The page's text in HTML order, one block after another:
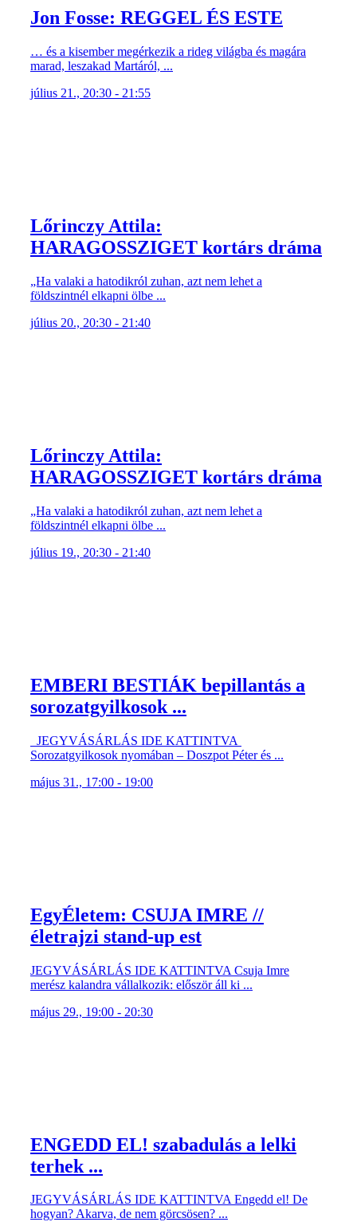
Jon Fosse: REGGEL ÉS ESTE
… és a kisember megérkezik a rideg világba és magára
marad, leszakad Martáról, ...
július 21., 20:30 - 21:55
Lőrinczy Attila:
HARAGOSSZIGET kortárs dráma
„Ha valaki a hatodikról zuhan, azt nem lehet a
földszintnél elkapni ölbe ...
július 20., 20:30 - 21:40
Lőrinczy Attila:
HARAGOSSZIGET kortárs dráma
„Ha valaki a hatodikról zuhan, azt nem lehet a
földszintnél elkapni ölbe ...
július 19., 20:30 - 21:40
EMBERI BESTIÁK bepillantás a
sorozatgyilkosok ...
JEGYVÁSÁRLÁS IDE KATTINTVA
Sorozatgyilkosok nyomában – Doszpot Péter és ...
május 31., 17:00 - 19:00
EgyÉletem: CSUJA IMRE //
életrajzi stand-up est
JEGYVÁSÁRLÁS IDE KATTINTVA Csuja Imre
merész kalandra vállalkozik: először áll ki ...
május 29., 19:00 - 20:30
ENGEDD EL! szabadulás a lelki
terhek ...
JEGYVÁSÁRLÁS IDE KATTINTVA Engedd el! De
hogyan? Akarva, de nem görcsösen? ...